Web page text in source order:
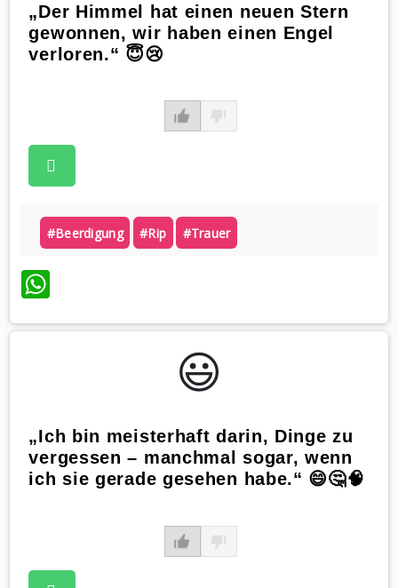
„Der Himmel hat einen neuen Stern
gewonnen, wir haben einen Engel
verloren.“ 😇😢
#beerdigung #rip #trauer
WhatsApp
😃️
„Ich bin meisterhaft darin, Dinge zu
vergessen – manchmal sogar, wenn
ich sie gerade gesehen habe.“ 😄🤔🧠